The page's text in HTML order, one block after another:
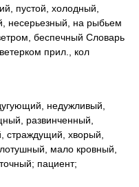
пустой, холодный,
несерьезный, на рыбьем
беспечный Словарь
прил., кол
недужливый,
развинченный,
страждущий, хворый,
мало кровный,
пациент;